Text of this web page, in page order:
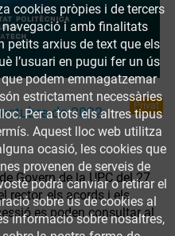
de 2022 Privat
Govern de la UPC del 27
rector, els acords i els
es poden consultar al
cookies pròpies i de tercers
navegació i amb finalitats
petits arxius de text que els
l’usuari en pugui fer un ús
podem emmagatzemar
estrictament necessàries
Per a tots els altres tipus
Aquest lloc web utilitza
ocasió, les cookies que
provenen de serveis de
podrà canviar o retirar el
sobre ús de cookies al
informació sobre nosaltres,